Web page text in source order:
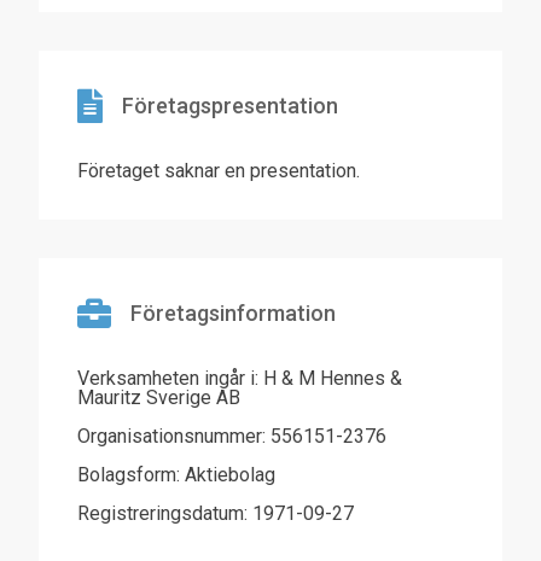
Företagspresentation
Företaget saknar en presentation.
Företagsinformation
Verksamheten ingår i: H & M Hennes &
Mauritz Sverige AB
Organisationsnummer: 556151-2376
Bolagsform: Aktiebolag
Registreringsdatum: 1971-09-27